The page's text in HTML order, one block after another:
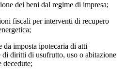
dei beni dal regime di impresa;
fiscali per interventi di recupero
da imposta ipotecaria di atti
diritti di usufrutto, uso o abitazione
decedute;